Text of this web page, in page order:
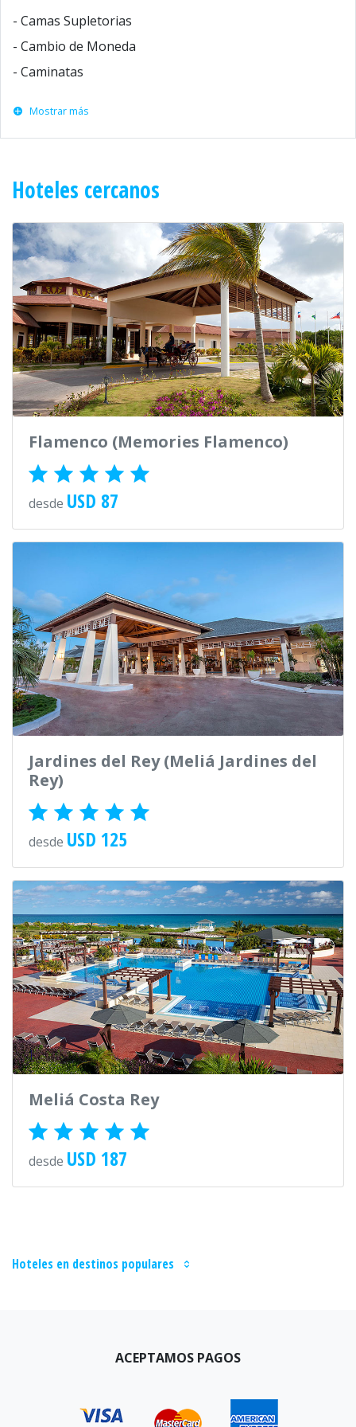
- Camas Supletorias
- Cambio de Moneda
- Caminatas
Mostrar más
Hoteles cercanos
Flamenco (Memories Flamenco)
desde USD 87
Jardines del Rey (Meliá Jardines del
Rey)
desde USD 125
Meliá Costa Rey
desde USD 187
Hoteles en destinos populares
ACEPTAMOS PAGOS